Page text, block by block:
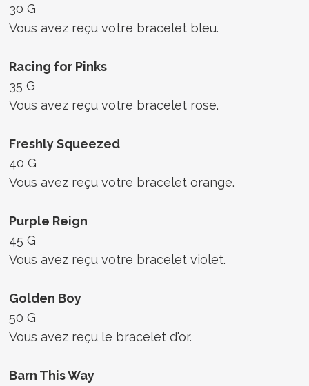
30 G
Vous avez reçu votre bracelet bleu.
Racing for Pinks
35 G
Vous avez reçu votre bracelet rose.
Freshly Squeezed
40 G
Vous avez reçu votre bracelet orange.
Purple Reign
45 G
Vous avez reçu votre bracelet violet.
Golden Boy
50 G
Vous avez reçu le bracelet d'or.
Barn This Way